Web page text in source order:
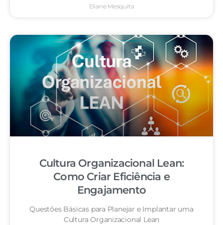
Eliane Mesquita
Cultura Organizacional Lean:
Como Criar Eficiência e
Engajamento
Questões Básicas para Planejar e Implantar uma
Cultura Organizacional Lean